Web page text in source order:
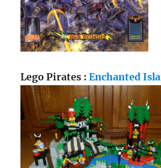
Lego Pirates :Enchanted